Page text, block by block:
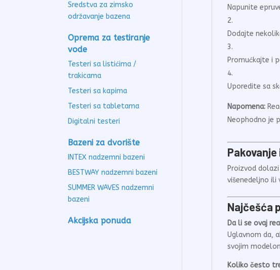
Napunite
Dodajte
Promućkajte i
Uporedite sa
Napomena:
Neophodno je
Proizvod
višenedeljno ili
Najčešća
Da li se ovaj
Uglavnom da,
svojim
Koliko često
Sredstva za zimsko
održavanje bazena
Oprema za testiranje
vode
Testeri sa listićima /
trakicama
Testeri sa kapima
Testeri sa tabletama
Digitalni testeri
Bazeni za dvorište
INTEX nadzemni bazeni
BESTWAY nadzemni bazeni
SUMMER WAVES nadzemni
bazeni
Akcijska ponuda